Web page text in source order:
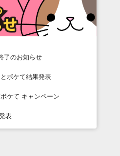
了のお知らせ
ボケて結果発表
ケて キャンペーン
表